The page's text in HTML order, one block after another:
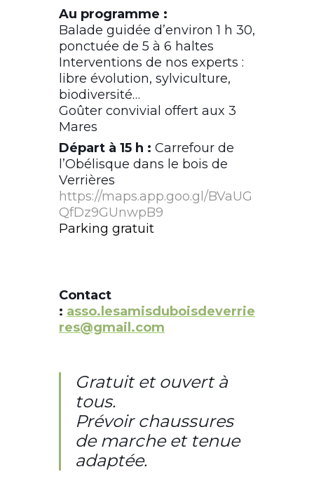
Au programme :
Balade guidée d’environ 1 h 30,
ponctuée de 5 à 6 haltes
Interventions de nos experts :
libre évolution, sylviculture,
biodiversité…
Goûter convivial offert aux 3
Mares
Départ à 15 h : Carrefour de
l’Obélisque dans le bois de
Verrières
https://maps.app.goo.gl/BVaUG
QfDz9GUnwpB9
Parking gratuit
Contact
: asso.lesamisduboisdeverrie
res@gmail.com
Gratuit et ouvert à
tous.
Prévoir chaussures
de marche et tenue
adaptée.